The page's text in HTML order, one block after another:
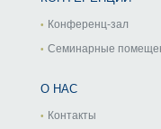
Конференц-зал
Семинарные
О НАС
Контакты